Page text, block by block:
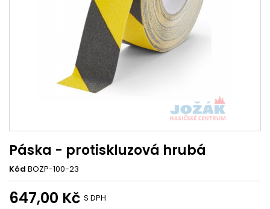
Páska - protiskluzová hrubá
Kód BOZP-100-23
647,00 Kč S DPH